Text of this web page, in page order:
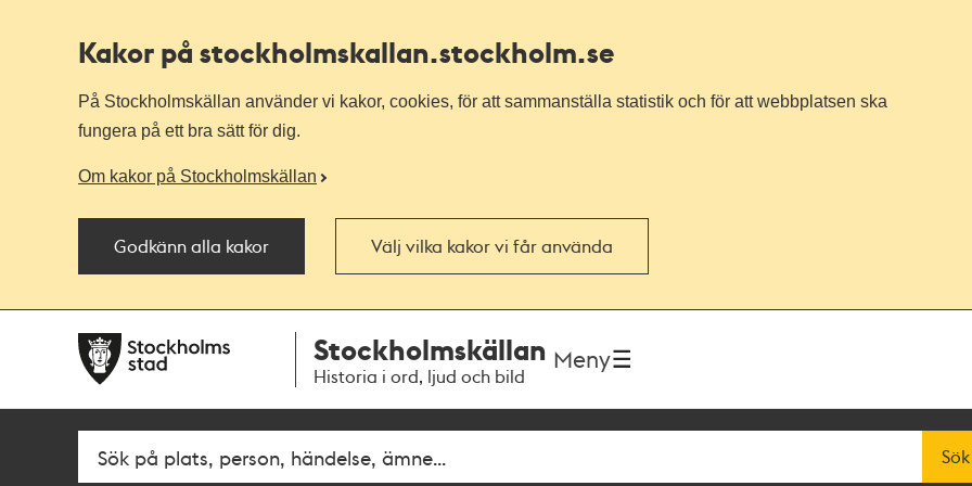
Kakor på stockholmskallan.stockholm.se
På Stockholmskällan använder vi kakor, cookies, för att sammanställa statistik och för att webbplatsen ska
fungera på ett bra sätt för dig.
Om kakor på Stockholmskällan
Godkänn alla kakor Välj vilka kakor vi får använda
navigationen
huvudinnehållet
Stockholmskällan
Historia i ord, ljud och bild
Meny
Fritextsök Sök